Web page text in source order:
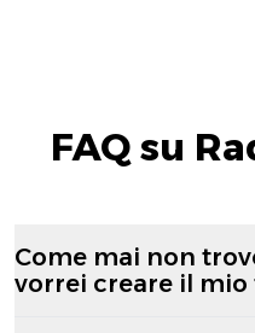
FAQ su
Come mai non
vorrei creare il mio